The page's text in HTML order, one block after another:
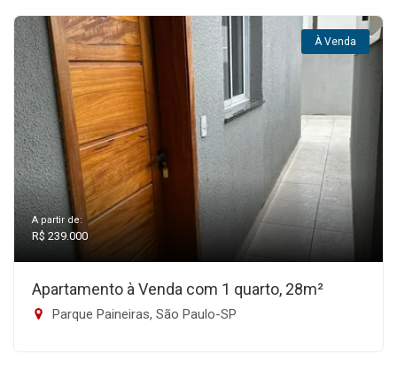
À Venda
A partir de:
R$ 239.000
Apartamento à Venda com 1 quarto, 28m²
Parque Paineiras, São Paulo-SP